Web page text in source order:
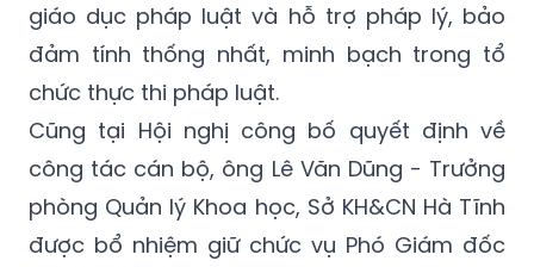
giáo dục pháp luật và hỗ trợ pháp lý, bảo
đảm tính thống nhất, minh bạch trong tổ
chức thực thi pháp luật.
Cũng tại Hội nghị công bố quyết định về
công tác cán bộ, ông Lê Văn Dũng - Trưởng
phòng Quản lý Khoa học, Sở KH&CN Hà Tĩnh
được bổ nhiệm giữ chức vụ Phó Giám đốc